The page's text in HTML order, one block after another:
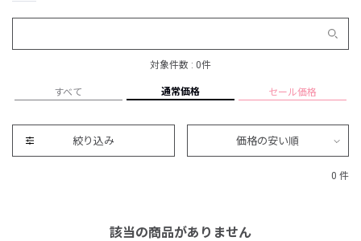
対象件数 : 0件
すべて 通常価格 セール価格
絞り込み 価格の安い順
0 件
該当の商品がありません